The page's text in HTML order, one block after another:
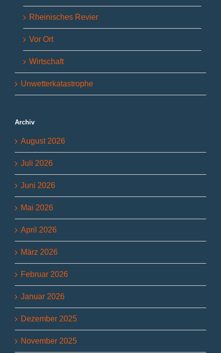
Rheinisches Revier
Vor Ort
Wirtschaft
Unwetterkatastrophe
Archiv
August 2026
Juli 2026
Juni 2026
Mai 2026
April 2026
März 2026
Februar 2026
Januar 2026
Dezember 2025
November 2025